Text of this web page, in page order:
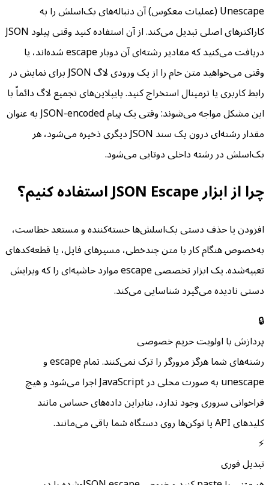
Unescape (عملیات معکوس) آن دنباله‌های بک‌اسلش را به
کاراکترهای اصلی تبدیل می‌کند. از آن استفاده کنید وقتی پیلود JSON
دریافت می‌کنید که مقادیر رشته‌ای آن دوبار escape شده‌اند، یا
وقتی می‌خواهید متن خام را از یک ورودی لاگ JSON برای نمایش در
رابط کاربری یا ترمینال استخراج کنید. پایپلاین‌های تجمیع لاگ دائماً با
این مشکل مواجه می‌شوند: وقتی یک پیام JSON-encoded به عنوان
مقدار رشته‌ای درون یک سند JSON دیگری ذخیره می‌شود، هر
بک‌اسلش در رشته داخلی دوتایی می‌شود.
چرا از ابزار JSON Escape استفاده کنیم؟
افزودن یا حذف دستی بک‌اسلش‌ها خسته‌کننده و مستعد خطاست،
به‌خصوص هنگام کار با متن چندخطی، مسیرهای فایل، یا قطعه‌کدهای
تعبیه‌شده. یک ابزار تخصصی escape موارد حاشیه‌ای را که ویرایش
دستی نادیده می‌گیرد شناسایی می‌کند.
🔒
پردازش با اولویت حریم خصوصی
رشته‌های شما هرگز مرورگر را ترک نمی‌کنند. تمام escape و
unescape به صورت محلی در JavaScript اجرا می‌شود و هیچ
فراخوانی سروری وجود ندارد، بنابراین داده‌های حساس مانند
کلیدهای API یا توکن‌ها روی دستگاه شما باقی می‌مانند.
⚡
تبدیل فوری